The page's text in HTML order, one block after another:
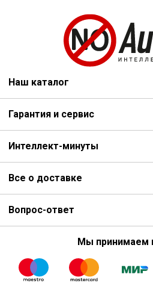
Наш каталог
Гарантия и сервис
Интеллект-минуты
Все о доставке
Вопрос-ответ
Мы принимаем